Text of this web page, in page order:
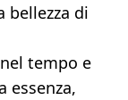
bellezza di
tempo e
essenza,